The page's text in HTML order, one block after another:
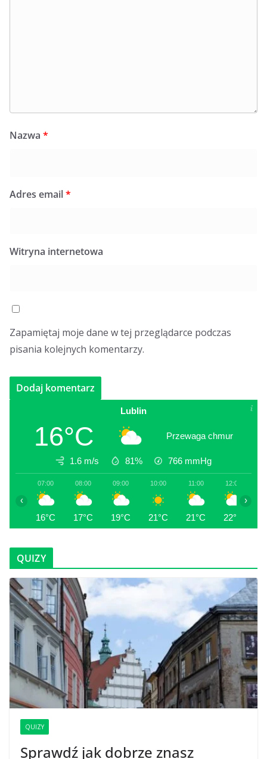
Nazwa *
Adres email*
Witryna internetowa
Zapamiętaj moje dane w tej przeglądarce podczas
pisania kolejnych komentarzy.
Lublin
16°C Przewaga chmur
1.6 m/s 81% 766 mmHg
07:00
16°C
08:00
17°C
09:00
19°C
10:00
21°C
11:00
21°C
12:00
22°C
‹ ›
QUIZY
QUIZY
Sprawdź jak dobrze znasz